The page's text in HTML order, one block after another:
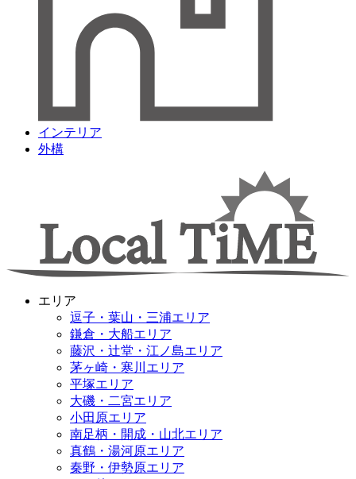
インテリア
外構
エリア
逗子・葉山・三浦エリア
鎌倉・大船エリア
藤沢・辻堂・江ノ島エリア
茅ヶ崎・寒川エリア
平塚エリア
大磯・二宮エリア
小田原エリア
南足柄・開成・山北エリア
真鶴・湯河原エリア
秦野・伊勢原エリア